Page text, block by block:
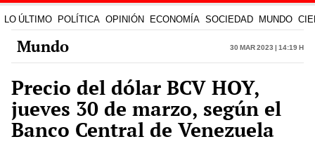
LO ÚLTIMO POLÍTICA OPINIÓN ECONOMÍA SOCIEDAD MUNDO
Mundo 30 Mar 2023 | 14:19 h
Precio del dólar BCV HOY,
jueves 30 de marzo, según el
Banco Central de Venezuela